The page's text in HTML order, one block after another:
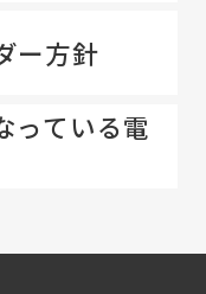
ー方針
っている電